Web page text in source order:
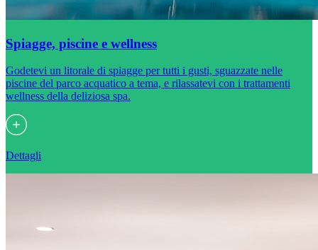
Spiagge, piscine e wellness
Godetevi un litorale di spiagge per tutti i gusti, sguazzate nelle
piscine del parco acquatico a tema, e rilassatevi con i trattamenti
wellness della deliziosa spa.
Dettagli